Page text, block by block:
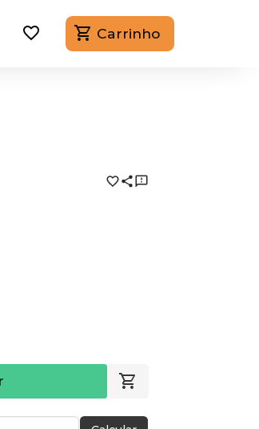
Carrinho